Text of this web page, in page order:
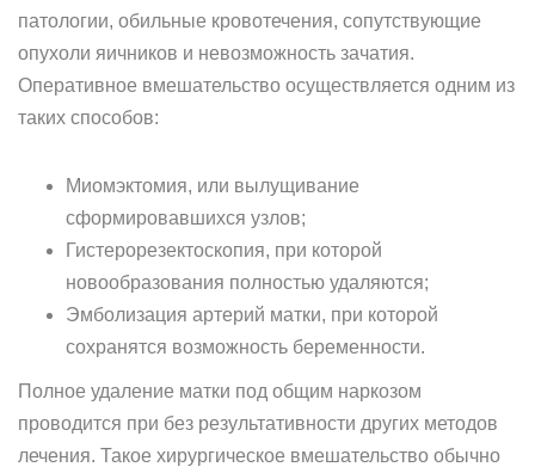
патологии, обильные кровотечения, сопутствующие
опухоли яичников и невозможность зачатия.
Оперативное вмешательство осуществляется одним из
таких способов:
Миомэктомия, или вылущивание
сформировавшихся узлов;
Гистерорезектоскопия, при которой
новообразования полностью удаляются;
Эмболизация артерий матки, при которой
сохранятся возможность беременности.
Полное удаление матки под общим наркозом
проводится при без результативности других методов
лечения. Такое хирургическое вмешательство обычно